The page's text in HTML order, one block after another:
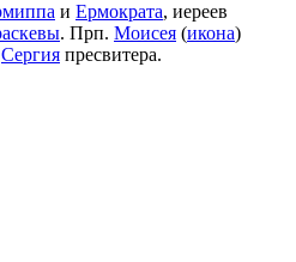
и Ермократа, иереев
. Прп. Моисея (икона)
Сергия пресвитера.